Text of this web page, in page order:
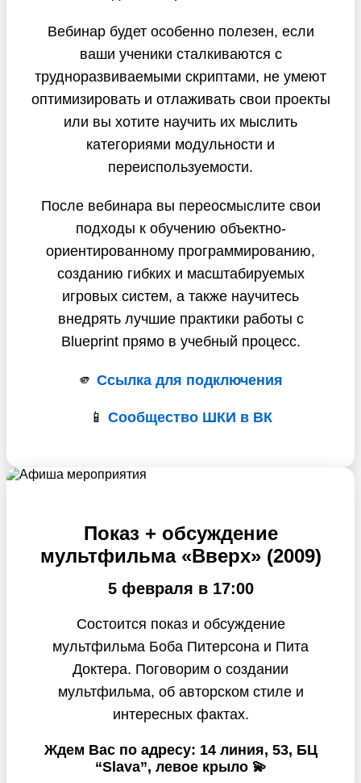
Вебинар будет особенно полезен, если
ваши ученики сталкиваются с
трудноразвиваемыми скриптами, не умеют
оптимизировать и отлаживать свои проекты
или вы хотите научить их мыслить
категориями модульности и
переиспользуемости.
После вебинара вы переосмыслите свои
подходы к обучению объектно-
ориентированному программированию,
созданию гибких и масштабируемых
игровых систем, а также научитесь
внедрять лучшие практики работы с
Blueprint прямо в учебный процесс.
🫵 Ссылка для подключения
📱 Сообщество ШКИ в ВК
Показ + обсуждение
мультфильма «Вверх» (2009)
5 февраля в 17:00
Состоится показ и обсуждение
мультфильма Боба Питерсона и Пита
Доктера. Поговорим о создании
мультфильма, об авторском стиле и
интересных фактах.
Ждем Вас по адресу: 14 линия, 53, БЦ
“Slava”, левое крыло 💫